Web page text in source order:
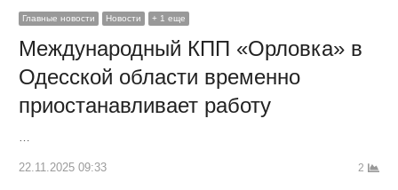
Главные новости Новости + 1 еще
Международный КПП «Орловка» в
Одесской области временно
приостанавливает работу
…
22.11.2025 09:33 2